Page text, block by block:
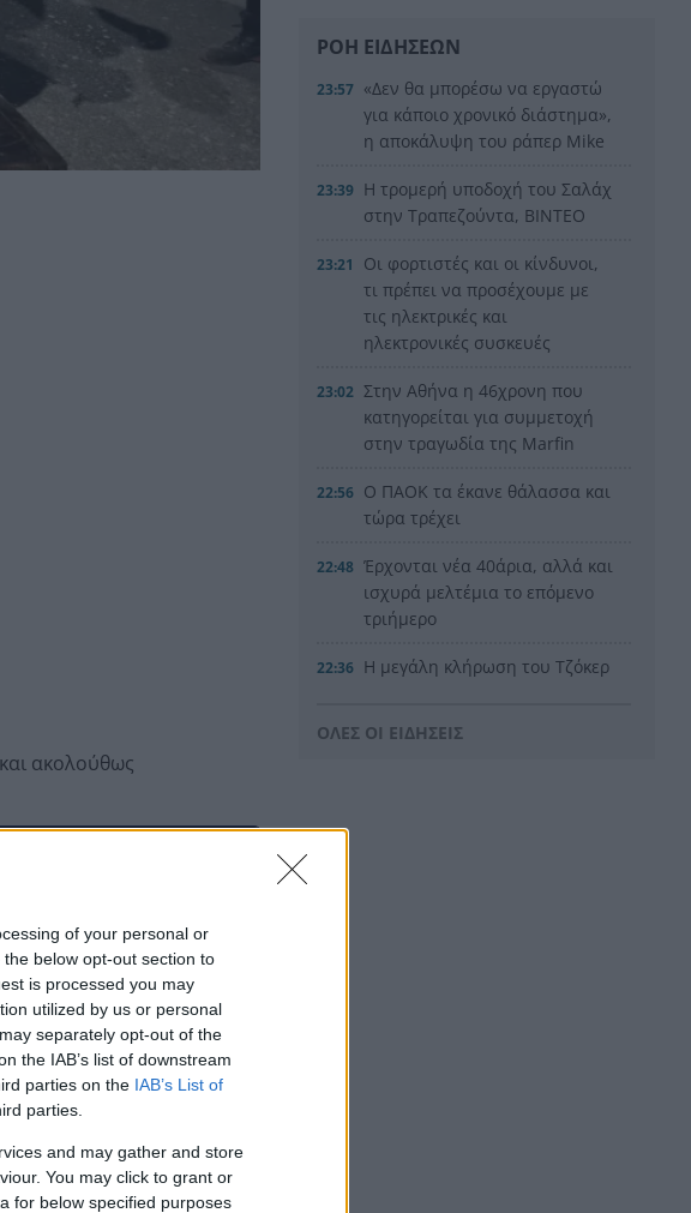
of your personal or
below opt-out section to
is processed you may
utilized by us or personal
separately opt-out of the
the IAB’s list of downstream
parties on the IAB’s List of
parties.
and may gather and store
You may click to grant or
for below specified purposes
και ακολούθως
ΡΟΗ ΕΙΔΗΣΕΩΝ
23:57 «Δεν θα μπορέσω να εργαστώ
για κάποιο χρονικό διάστημα»,
η αποκάλυψη του ράπερ Mike
23:39 Η τρομερή υποδοχή του Σαλάχ
στην Τραπεζούντα, ΒΙΝΤΕΟ
23:21
Οι φορτιστές και οι κίνδυνοι,
τι πρέπει να προσέχουμε με
τις ηλεκτρικές και
ηλεκτρονικές συσκευές
23:02 Στην Αθήνα η 46χρονη που
κατηγορείται για συμμετοχή
στην τραγωδία της Marfin
22:56 Ο ΠΑΟΚ τα έκανε θάλασσα και
τώρα τρέχει
22:48 Έρχονται νέα 40άρια, αλλά και
ισχυρά μελτέμια το επόμενο
τριήμερο
22:36 Η μεγάλη κλήρωση του Τζόκερ
πρωτότυπα και Νικολάου,
ΟΛΕΣ ΟΙ ΕΙΔΗΣΕΙΣ